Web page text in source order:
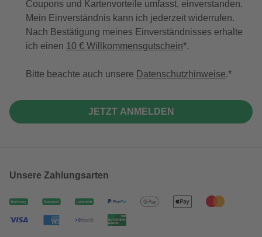
Coupons und Kartenvorteile umfasst, einverstanden.
Mein Einverständnis kann ich jederzeit widerrufen.
Nach Bestätigung meines Einverständnisses erhalte
ich einen 10 € Willkommensgutschein*.
Bitte beachte auch unsere Datenschutzhinweise.
JETZT ANMELDEN
Unsere Zahlungsarten